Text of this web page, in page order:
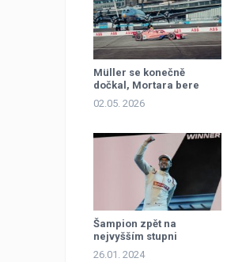
Müller se konečně
dočkal, Mortara bere
Wehrleinovi vedení
02.05. 2026
Šampion zpět na
nejvyšším stupni
26.01. 2024